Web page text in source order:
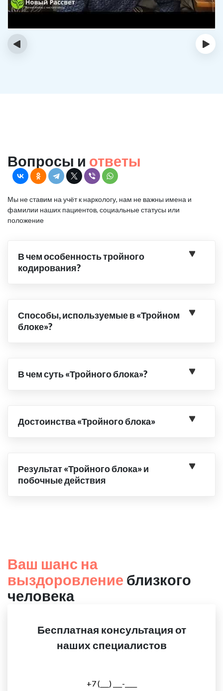
‹ ›
Вопросы и ответы
Мы не ставим на учёт к наркологу, нам не важны имена и
фамилии наших пациентов, социальные статусы или
положение
В чем особенность тройного
кодирования?
Способы, используемые в «Тройном
блоке»?
В чем суть «Тройного блока»?
Достоинства «Тройного блока»
Результат «Тройного блока» и
побочные действия
Ваш шанс на
выздоровление близкого
человека
Бесплатная консультация от
наших специалистов